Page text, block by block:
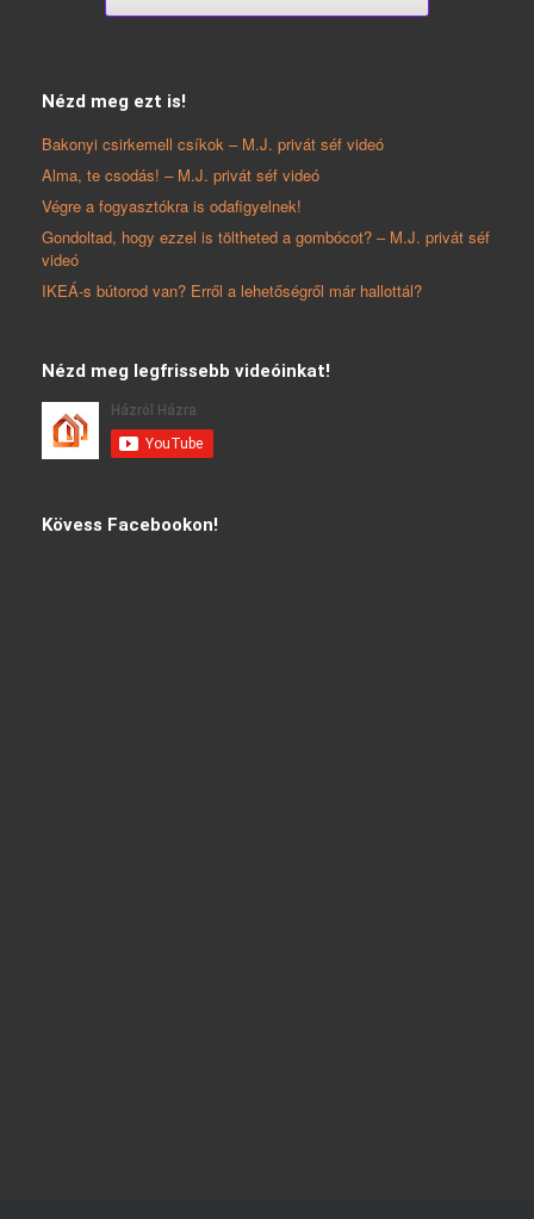
Nézd meg ezt is!
Bakonyi csirkemell csíkok – M.J. privát séf videó
Alma, te csodás! – M.J. privát séf videó
Végre a fogyasztókra is odafigyelnek!
Gondoltad, hogy ezzel is töltheted a gombócot? – M.J. privát séf
videó
IKEÁ-s bútorod van? Erről a lehetőségről már hallottál?
Nézd meg legfrissebb videóinkat!
Kövess Facebookon!